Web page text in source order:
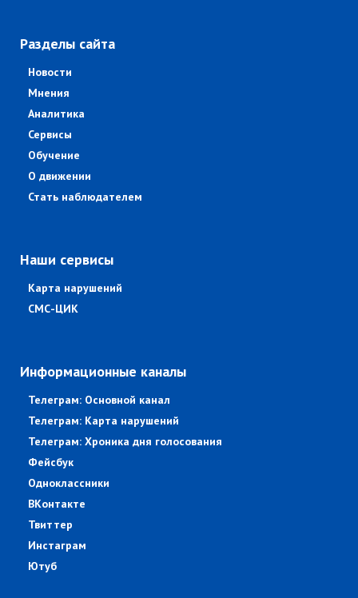
Разделы сайта
Новости
Мнения
Аналитика
Сервисы
Обучение
О движении
Стать наблюдателем
Наши сервисы
Карта нарушений
СМС-ЦИК
Информационные каналы
Телеграм: Основной канал
Телеграм: Карта нарушений
Телеграм: Хроника дня голосования
Фейсбук
Одноклассники
ВКонтакте
Твиттер
Инстаграм
Ютуб